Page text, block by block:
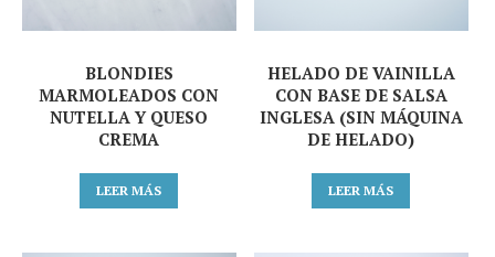
BLONDIES
MARMOLEADOS CON
NUTELLA Y QUESO
CREMA
LEER MÁS
HELADO DE VAINILLA
CON BASE DE SALSA
INGLESA (SIN MÁQUINA
DE HELADO)
LEER MÁS